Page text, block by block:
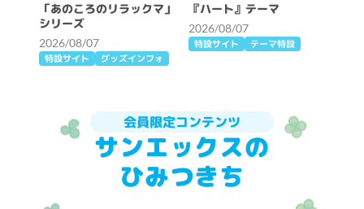
「あのころのリラックマ」
シリーズ
2026/08/07
特設サイト グッズインフォ
『ハート』テーマ
2026/08/07
特設サイト テーマ特設
会員限定コンテンツ
サンエックスの
ひみつきち